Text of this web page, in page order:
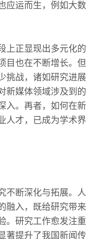
应运而生，例如大数
上正显现出多元化的
目也在不断增长。但
挑战，诸如研究进展
新媒体领域涉及到的
入。再者，如何在新
人才，已成为学术界
不断深化与拓展。人
融入，既给研究带来
。研究工作愈发注重
著提升了我国新闻传